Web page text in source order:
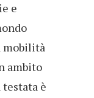
e
mobilità
ambito
è